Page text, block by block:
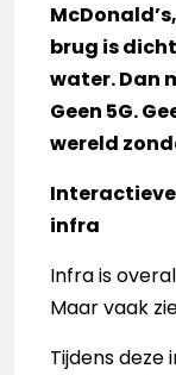
brug is
water. Dan
Geen 5G.
wereld
infra
Infra is
Maar vaak
Tijdens